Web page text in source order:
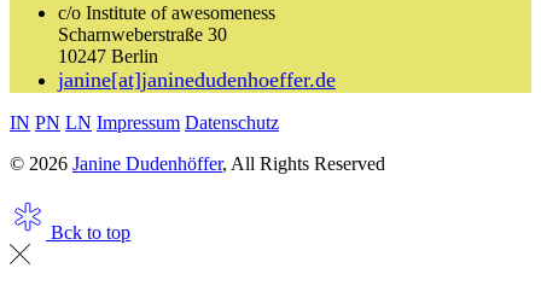
c/o Institute of awesomeness
Scharnweberstraße 30
10247 Berlin
janine[at]janinedudenhoeffer.de
IN PN LN Impressum Datenschutz
© 2026 Janine Dudenhöffer, All Rights Reserved
Bck to top